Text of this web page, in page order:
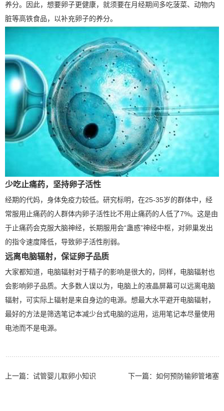
养分。因此，想要卵子更健康，就须要在月经期间多吃菠菜、动物内
脏等高铁食品，以补充卵子的养分。
少吃止痛药，坚持卵子活性
经期的代妈，身体免疫力较低。研究标明，在25-35岁的群体中，经
常服用止痛药的人群体内卵子活性比不用止痛药的人低了7%。这是由
于止痛药会克服大脑神经，长期服用会“蛊惑”神经中枢，对卵巢发出
的指令速度降低，导致卵子活性削弱。
远离电脑辐射，保证卵子品质
大家都知道，电脑辐射对于精子的影响是很大的，同样，电脑辐射也
会影响卵子品质。大多数人误以为，电脑上的液晶屏幕可以远离电脑
辐射，可实际上辐射是来自身边的电源。想最大水平避开电脑辐射，
最好的方法是筛选笔记本减少台式电脑的运用，运用笔记本尽量使用
电池而不是电源。
上一篇： 试管婴儿取卵小知识 下一篇： 如何预防输卵管堵塞